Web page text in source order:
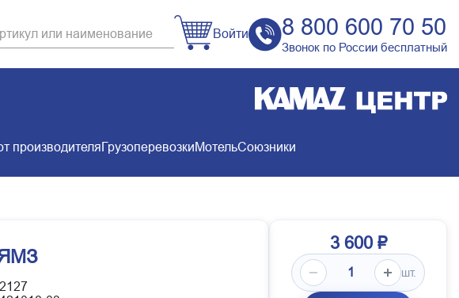
Войти 8 800 600 70 50
Звонок по России бесплатный
производителяГрузоперевозкиМотельСоюзники
ЯМЗ
3 600 ₽
шт.